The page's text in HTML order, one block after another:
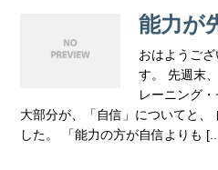
能力が
おはようご
す。 先週末
レーニング
大部分が、「自信」についてと
した。 「能力の方が自信よりも